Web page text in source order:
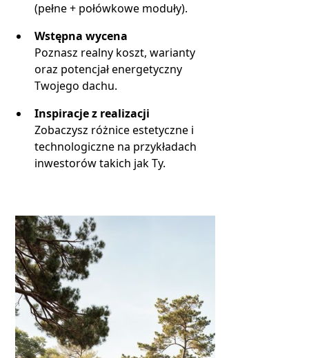
(pełne + połówkowe moduły).
Wstępna wycena
Poznasz realny koszt, warianty
oraz potencjał energetyczny
Twojego dachu.
Inspiracje z realizacji
Zobaczysz różnice estetyczne i
technologiczne na przykładach
inwestorów takich jak Ty.